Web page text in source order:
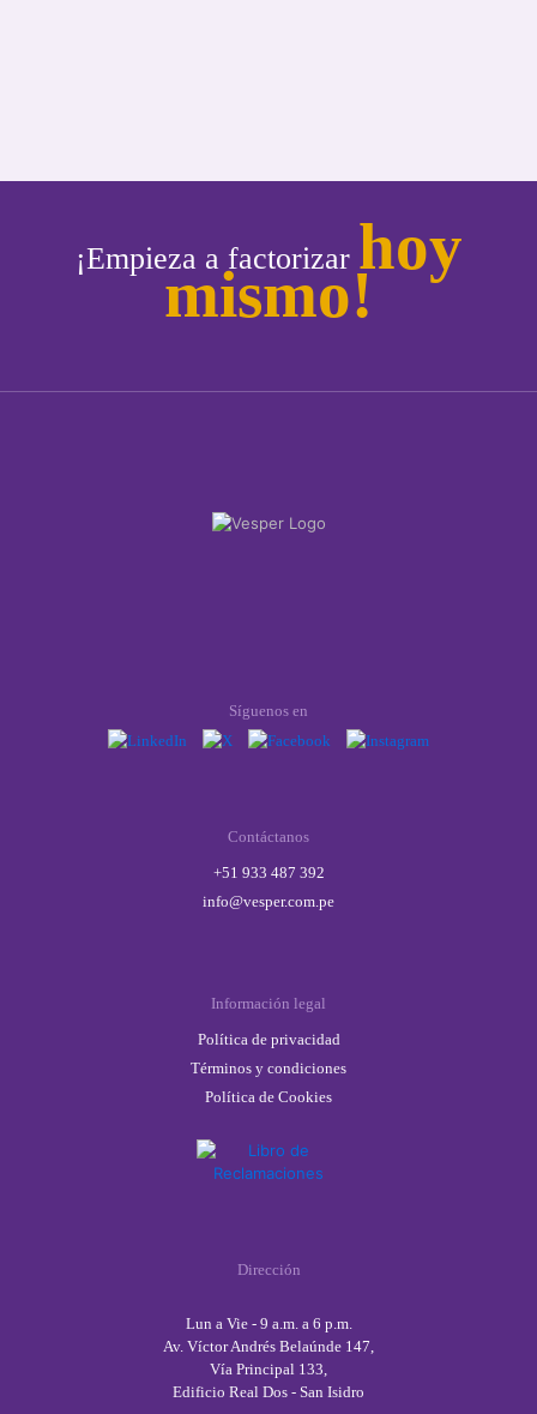
¡Empieza a factorizar hoy
mismo!
Síguenos en
Contáctanos
+51 933 487 392
info@vesper.com.pe
Información legal
Política de privacidad
Términos y condiciones
Política de Cookies
Dirección
Lun a Vie - 9 a.m. a 6 p.m.
Av. Víctor Andrés Belaúnde 147,
Vía Principal 133,
Edificio Real Dos - San Isidro